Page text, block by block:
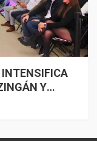
INTENSIFICA
Y